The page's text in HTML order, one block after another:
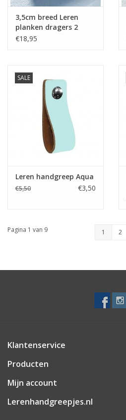
3,5cm breed Leren
planken dragers 2
stuks creme
€18,95
SALE
Leren handgreep Aqua
€5,50 €3,50
Pagina 1 van 9 1 2
Klantenservice
Producten
Mijn account
Lerenhandgreepjes.nl